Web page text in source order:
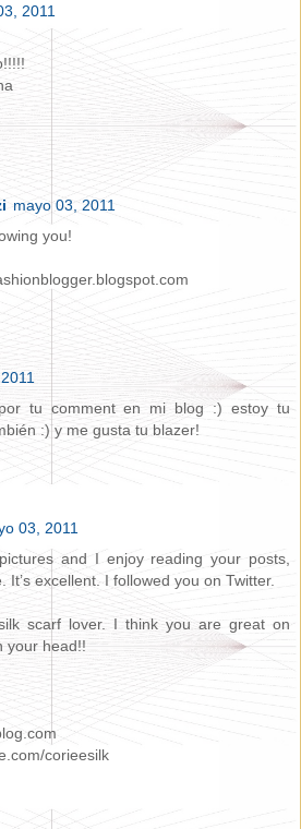
2011
mayo 03, 2011
you!
tu comment en mi blog :) estoy tu
:) y me gusta tu blazer!
03, 2011
and I enjoy reading your posts,
It’s excellent. I followed you on Twitter.
scarf lover. I think you are great on
your head!!
corieesilk